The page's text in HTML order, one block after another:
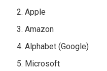
Apple
Amazon
Alphabet (Google)
Microsoft